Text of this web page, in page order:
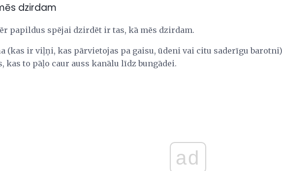
dzirdam
papildus spējai dzirdēt ir tas, kā mēs dzirdam.
(kas ir viļņi, kas pārvietojas pa gaisu, ūdeni vai citu saderīgu
kas to pāļo caur auss kanālu līdz bungādei.
ad